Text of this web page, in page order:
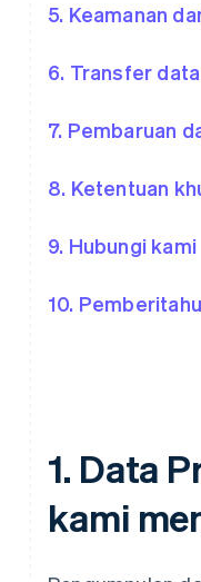
5. Keamanan
6. Transfer
7. Pembaruan
8. Ketentuan
9. Hubungi kami
10.
1. Data
kami